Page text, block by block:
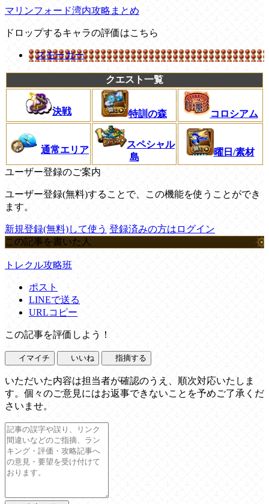
マリンフォード湾内攻略まとめ
ドロップするキャラの評価はこちら
スモーカー
クエスト一覧
決戦 特訓の森 コロシアム
通常エリア
スペシャル
島
曜日/素材
ユーザー登録のご案内
ユーザー登録(無料)することで、この機能を使うことができ
ます。
新規登録(無料)して使う 登録済みの方はログイン
この記事を書いた人
トレクル攻略班
ポスト
LINEで送る
URLコピー
この記事を評価しよう！
イマイチ いいね 指摘する
いただいた内容は担当者が確認のうえ、順次対応いたしま
す。個々のご意見にはお返事できないことを予めご了承くだ
さいませ。